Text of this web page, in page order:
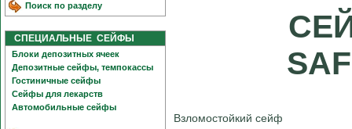
Поиск по разделу
СПЕЦИАЛЬНЫЕ СЕЙФЫ
Блоки депозитных ячеек
Депозитные сейфы, темпокассы
Гостиничные сейфы
Сейфы для лекарств
Автомобильные сейфы
Взломостойкий сейф